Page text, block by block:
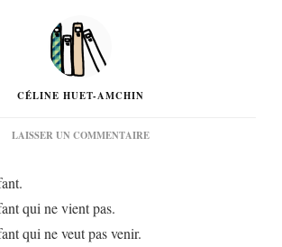
CÉLINE HUET-AMCHIN
LAISSER UN COMMENTAIRESUR
qui ne vient pas.
qui ne veut pas venir.